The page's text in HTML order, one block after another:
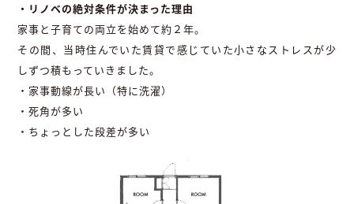
・リノベの絶対条件が決まった理由
家事と子育ての両立を始めて約２年。
その間、当時住んでいた賃貸で感じていた小さなストレスが少
しずつ積もっていきました。
・家事動線が長い（特に洗濯）
・死角が多い
・ちょっとした段差が多い